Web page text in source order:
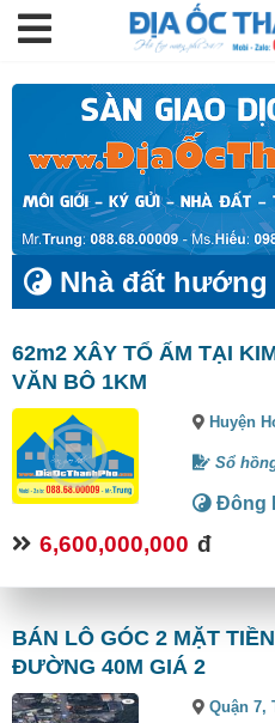
Nhà đất
62m2 XÂY TỔ ẤM TẠI
VĂN BÔ 1KM
Huyện
Sổ
Đông
6,600,000,000 đ
BÁN LÔ GÓC 2 MẶT
ĐƯỜNG 40M GIÁ 2
Quận 7,